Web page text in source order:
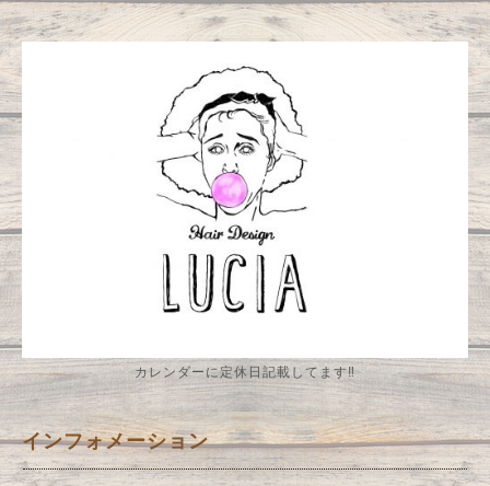
カレンダーに定休日記載してます‼️
インフォメーション